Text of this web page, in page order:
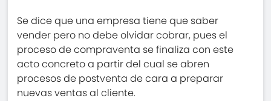
Se dice que una empresa tiene que saber
vender pero no debe olvidar cobrar, pues el
proceso de compraventa se finaliza con este
acto concreto a partir del cual se abren
procesos de postventa de cara a preparar
nuevas ventas al cliente.